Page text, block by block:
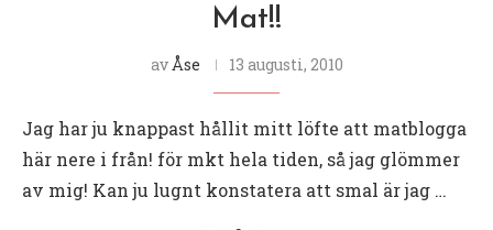
Mat!!
av Åse 13 augusti, 2010
Jag har ju knappast hållit mitt löfte att matblogga
här nere i från! för mkt hela tiden, så jag glömmer
av mig! Kan ju lugnt konstatera att smal är jag …